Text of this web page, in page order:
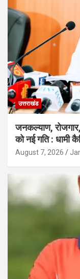
उत्तराखंड
जनकल्याण,
को नई गति : धामी
August 7, 2026